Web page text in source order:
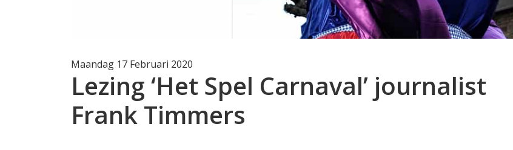
Maandag 17 Februari 2020
Lezing ‘Het Spel Carnaval’ journalist
Frank Timmers